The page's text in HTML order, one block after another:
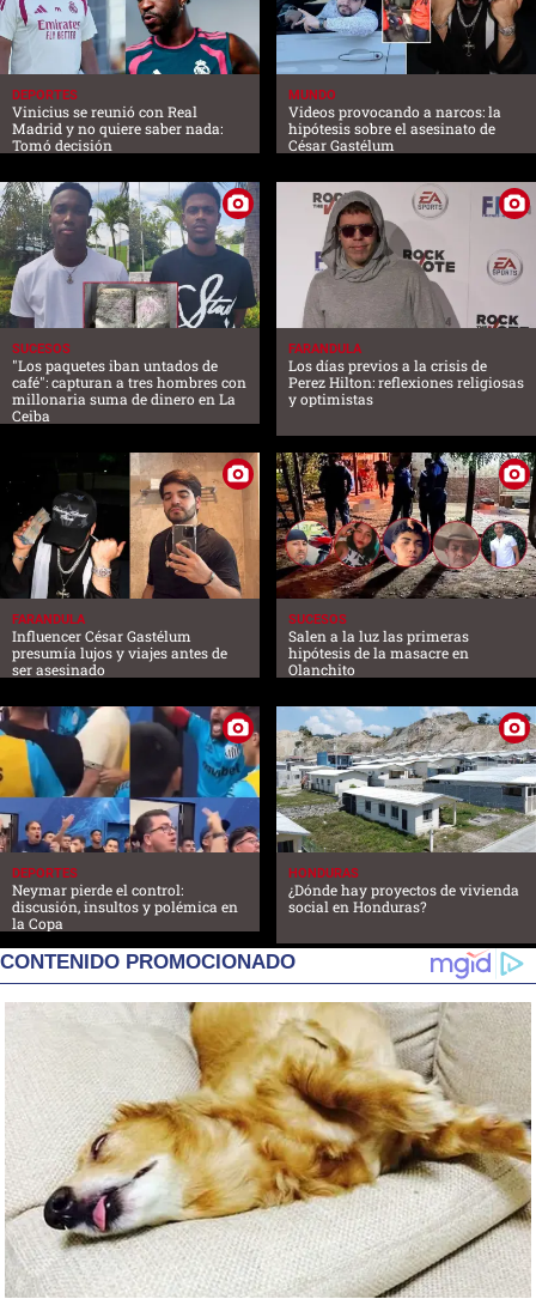
DEPORTES
Vinicius se reunió con Real
Madrid y no quiere saber nada:
Tomó decisión
MUNDO
Videos provocando a narcos: la
hipótesis sobre el asesinato de
César Gastélum
SUCESOS
"Los paquetes iban untados de
café": capturan a tres hombres con
millonaria suma de dinero en La
Ceiba
FARANDULA
Los días previos a la crisis de
Perez Hilton: reflexiones religiosas
y optimistas
FARANDULA
Influencer César Gastélum
presumía lujos y viajes antes de
ser asesinado
SUCESOS
Salen a la luz las primeras
hipótesis de la masacre en
Olanchito
DEPORTES
Neymar pierde el control:
discusión, insultos y polémica en
la Copa
HONDURAS
¿Dónde hay proyectos de vivienda
social en Honduras?
CONTENIDO PROMOCIONADO